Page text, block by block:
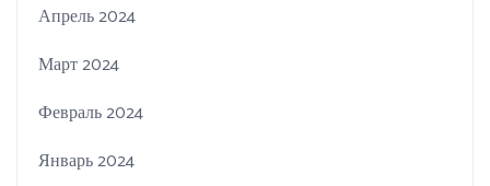
Апрель 2024
Март 2024
Февраль 2024
Январь 2024